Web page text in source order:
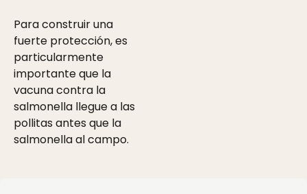
Para construir una
fuerte protección, es
particularmente
importante que la
vacuna contra la
salmonella llegue a las
pollitas antes que la
salmonella al campo.